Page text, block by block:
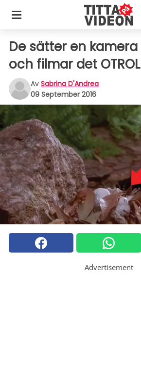
De sätter en
och filmar det
Av Sabrina D'Andrea
09 September 2016
Advertisement